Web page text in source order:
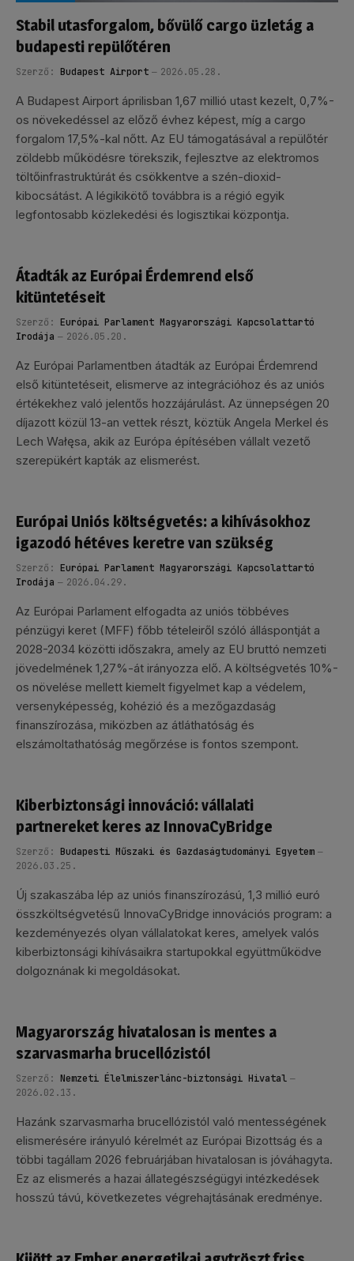
Stabil utasforgalom, bővülő cargo üzletág a
budapesti repülőtéren
Szerző: Budapest Airport 2026.05.28.
A Budapest Airport áprilisban 1,67 millió utast kezelt, 0,7%-
os növekedéssel az előző évhez képest, míg a cargo
forgalom 17,5%-kal nőtt. Az EU támogatásával a repülőtér
zöldebb működésre törekszik, fejlesztve az elektromos
töltőinfrastruktúrát és csökkentve a szén-dioxid-
kibocsátást. A légikikötő továbbra is a régió egyik
legfontosabb közlekedési és logisztikai központja.
Átadták az Európai Érdemrend első
kitüntetéseit
Szerző: Európai Parlament Magyarországi Kapcsolattartó
Irodája
2026.05.20.
Az Európai Parlamentben átadták az Európai Érdemrend
első kitüntetéseit, elismerve az integrációhoz és az uniós
értékekhez való jelentős hozzájárulást. Az ünnepségen 20
díjazott közül 13-an vettek részt, köztük Angela Merkel és
Lech Wałęsa, akik az Európa építésében vállalt vezető
szerepükért kapták az elismerést.
Európai Uniós költségvetés: a kihívásokhoz
igazodó hétéves keretre van szükség
Szerző: Európai Parlament Magyarországi Kapcsolattartó
Irodája
2026.04.29.
Az Európai Parlament elfogadta az uniós többéves
pénzügyi keret (MFF) főbb tételeiről szóló álláspontját a
2028-2034 közötti időszakra, amely az EU bruttó nemzeti
jövedelmének 1,27%-át irányozza elő. A költségvetés 10%-
os növelése mellett kiemelt figyelmet kap a védelem,
versenyképesség, kohézió és a mezőgazdaság
finanszírozása, miközben az átláthatóság és
elszámoltathatóság megőrzése is fontos szempont.
Kiberbiztonsági innováció: vállalati
partnereket keres az InnovaCyBridge
Szerző: Budapesti Műszaki és Gazdaságtudományi Egyetem
2026.03.25.
Új szakaszába lép az uniós finanszírozású, 1,3 millió euró
összköltségvetésű InnovaCyBridge innovációs program: a
kezdeményezés olyan vállalatokat keres, amelyek valós
kiberbiztonsági kihívásaikra startupokkal együttműködve
dolgoznának ki megoldásokat.
Magyarország hivatalosan is mentes a
szarvasmarha brucellózistól
Szerző: Nemzeti Élelmiszerlánc-biztonsági Hivatal
2026.02.13.
Hazánk szarvasmarha brucellózistól való mentességének
elismerésére irányuló kérelmét az Európai Bizottság és a
többi tagállam 2026 februárjában hivatalosan is jóváhagyta.
Ez az elismerés a hazai állategészségügyi intézkedések
hosszú távú, következetes végrehajtásának eredménye.